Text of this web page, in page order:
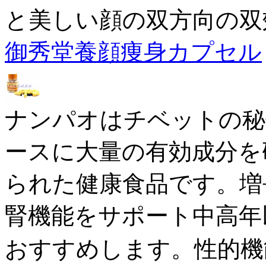
と美しい顔の双方向の
御秀堂養顔痩身カプセル
ナンパオはチベットの
ースに大量の有効成分
られた健康食品です。
腎機能をサポート中高
おすすめします。性的